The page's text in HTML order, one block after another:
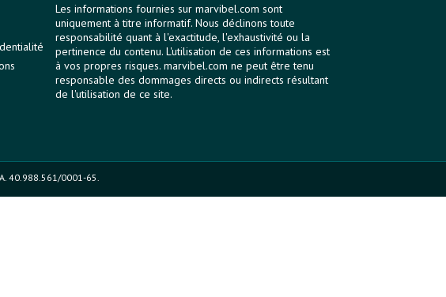
Les informations fournies sur marvibel.com sont
uniquement à titre informatif. Nous déclinons toute
responsabilité quant à l'exactitude, l'exhaustivité ou la
pertinence du contenu. L'utilisation de ces informations est
à vos propres risques. marvibel.com ne peut être tenu
responsable des dommages directs ou indirects résultant
de l'utilisation de ce site.
40.988.561/0001-65.